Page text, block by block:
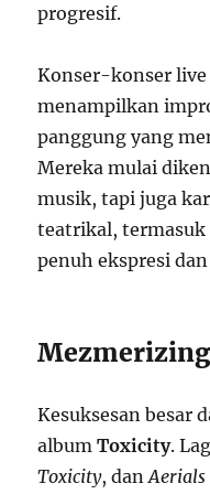
progresif.
Konser-konser
menampilkan
panggung yang
Mereka mulai
musik, tapi juga
teatrikal, termasuk
penuh ekspresi
Kesuksesan besar
albumToxicity.
Toxicity, danAerials